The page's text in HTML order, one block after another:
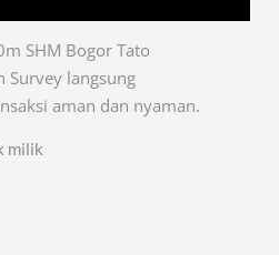
SHM Bogor Tato
Survey langsung
aman dan nyaman.
milik